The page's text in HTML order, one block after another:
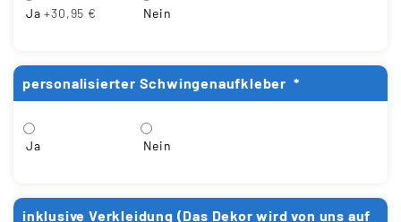
Ja +30,95 € Nein
personalisierter Schwingenaufkleber *
Ja Nein
inklusive Verkleidung (Das Dekor wird von uns auf